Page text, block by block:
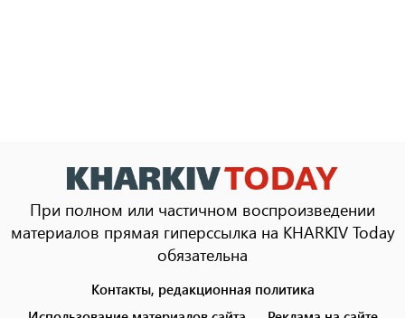
При полном или частичном воспроизведении
материалов прямая гиперссылка на KHARKIV Today
обязательна
Контакты, редакционная политика